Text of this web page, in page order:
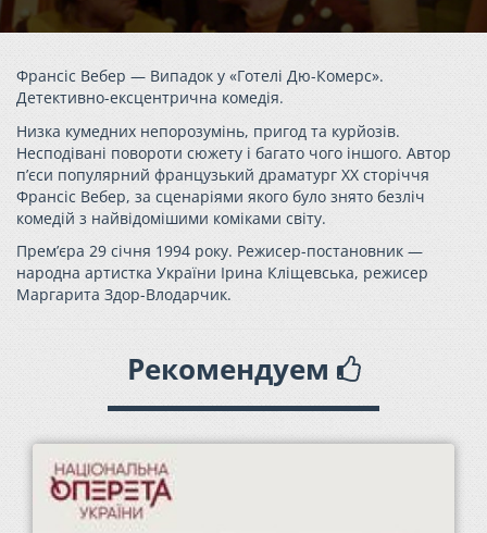
Франсіс Вебер — Випадок у «Готелі Дю-Комерс».
Детективно-ексцентрична комедія.
Низка кумедних непорозумінь, пригод та курйозів.
Несподівані повороти сюжету і багато чого іншого. Автор
п’єси популярний французький драматург ХХ сторіччя
Франсіс Вебер, за сценаріями якого було знято безліч
комедій з найвідомішими коміками світу.
Прем’єра 29 січня 1994 року. Режисер-постановник —
народна артистка України Ірина Кліщевська, режисер
Маргарита Здор-Влодарчик.
Рекомендуем